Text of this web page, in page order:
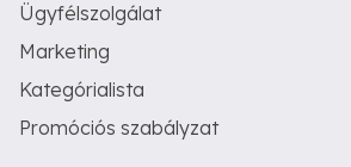
Ügyfélszolgálat
Marketing
Kategórialista
Promóciós szabályzat